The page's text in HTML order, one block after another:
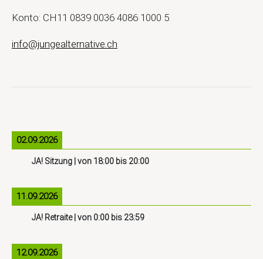
Konto: CH11 0839 0036 4086 1000 5
info@jungealternative.ch
02.09.2026
JA! Sitzung | von 18:00 bis 20:00
11.09.2026
JA! Retraite| von 0:00 bis 23:59
12.09.2026